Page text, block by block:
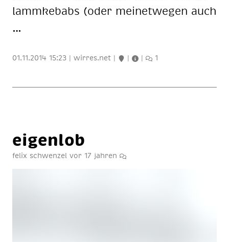
lamm­kebabs (oder mei­net­we­gen auch
…
01.11.2014 15:23 | wirres.net | | | 1
ei­gen­lob
felix schwenzel vor 17 jahren